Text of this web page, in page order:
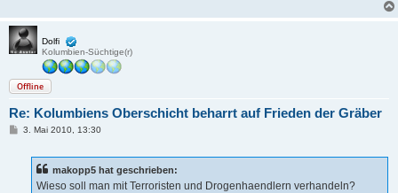
Dolfi
Kolumbien-Süchtige(r)
Offline
Re: Kolumbiens Oberschicht beharrt auf Frieden der Gräber
B3. Mai 2010, 13:30
makopp5 hat geschrieben:
Wieso soll man mit Terroristen und Drogenhaendlern verhandeln?